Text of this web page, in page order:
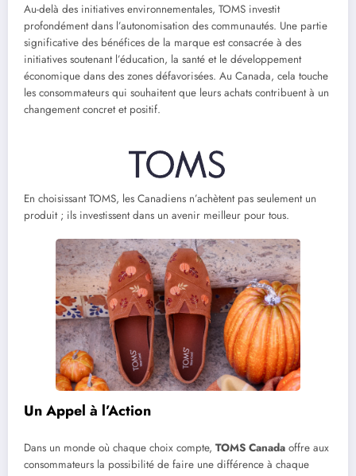
Au-delà des initiatives environnementales, TOMS investit
profondément dans l’autonomisation des communautés. Une partie
significative des bénéfices de la marque est consacrée à des
initiatives soutenant l’éducation, la santé et le développement
économique dans des zones défavorisées. Au Canada, cela touche
les consommateurs qui souhaitent que leurs achats contribuent à un
changement concret et positif.
En choisissant TOMS, les Canadiens n’achètent pas seulement un
produit ; ils investissent dans un avenir meilleur pour tous.
Un Appel à l’Action
Dans un monde où chaque choix compte, TOMS Canada offre aux
consommateurs la possibilité de faire une différence à chaque